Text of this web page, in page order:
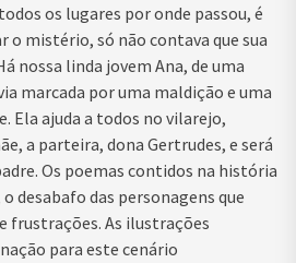
os lugares por onde passou, é
o mistério, só não contava que sua
nossa linda jovem Ana, de uma
marcada por uma maldição e uma
Ela ajuda a todos no vilarejo,
a parteira, dona Gertrudes, e será
Os poemas contidos na história
desabafo das personagens que
frustrações. As ilustrações
para este cenário